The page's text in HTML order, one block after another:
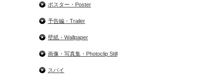
ポスター・Poster
予告編・Trailer
壁紙・Wallpaper
画像・写真集・Photoclip Still
スパイ